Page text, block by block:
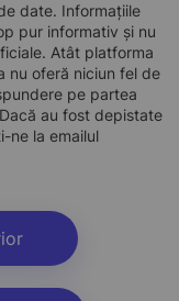
date. Informațiile
pur informativ și nu
Atât platforma
nu oferă niciun fel de
pe partea
au fost depistate
ne la emailul